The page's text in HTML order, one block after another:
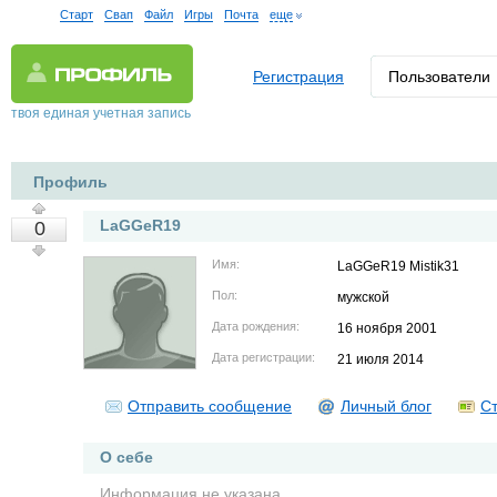
Старт Свап Файл Игры Почта еще
твоя единая учетная запись
Регистрация Пользователи
Профиль
0 LaGGeR19
Имя: LaGGeR19 Mistik31
Пол: мужской
Дата рождения: 16 ноября 2001
Дата регистрации: 21 июля 2014
Отправить сообщение Личный блог
О себе